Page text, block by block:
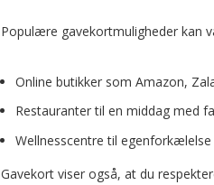
Populære gavekortmuligheder kan
Online butikker som Amazon,
Restauranter til en middag med
Wellnesscentre til egenforkælelse
Gavekort viser også, at du